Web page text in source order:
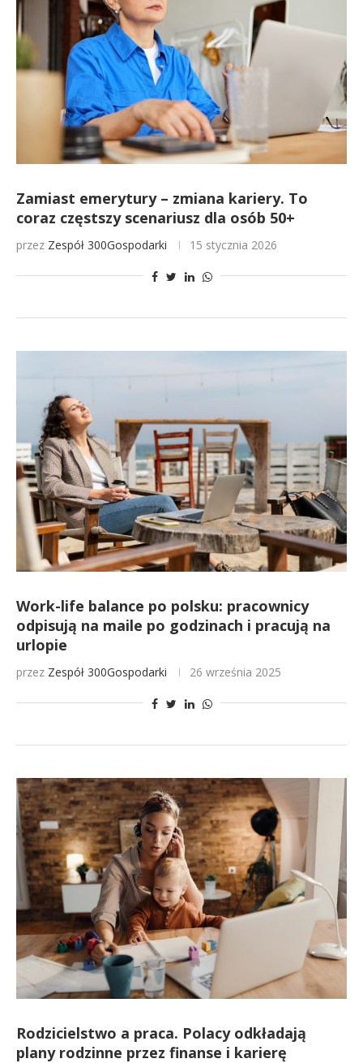
Zamiast emerytury – zmiana kariery. To
coraz częstszy scenariusz dla osób 50+
przez Zespół 300Gospodarki 15 stycznia 2026
Work-life balance po polsku: pracownicy
odpisują na maile po godzinach i pracują na
urlopie
przez Zespół 300Gospodarki 26 września 2025
Rodzicielstwo a praca. Polacy odkładają
plany rodzinne przez finanse i karierę